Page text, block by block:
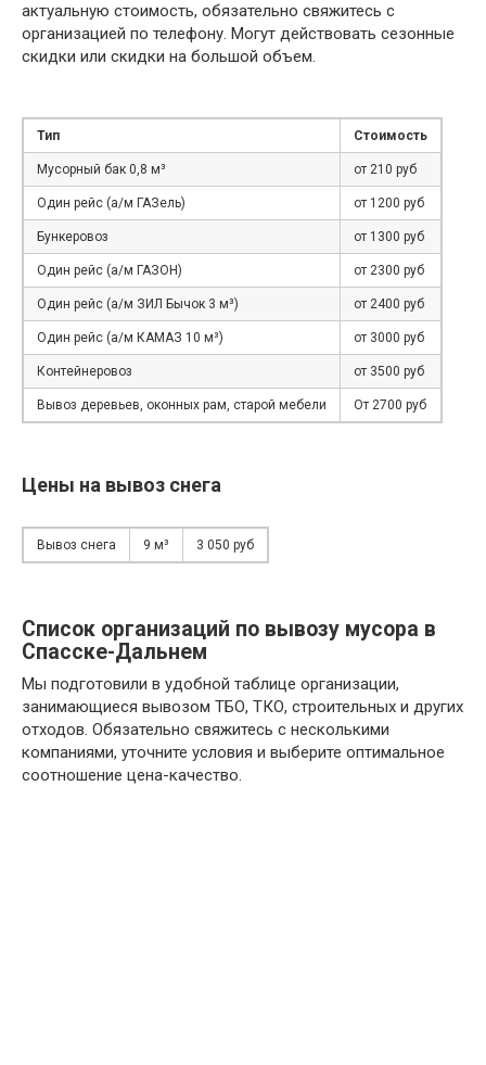
актуальную стоимость, обязательно свяжитесь с
организацией по телефону. Могут действовать сезонные
скидки или скидки на большой объем.
Тип Стоимость
Мусорный бак 0,8 м³ от 210 руб
Один рейс (а/м ГАЗель) от 1200 руб
Бункеровоз от 1300 руб
Один рейс (а/м ГАЗОН) от 2300 руб
Один рейс (а/м ЗИЛ Бычок 3 м³) от 2400 руб
Один рейс (а/м КАМАЗ 10 м³) от 3000 руб
Контейнеровоз от 3500 руб
Вывоз деревьев, оконных рам, старой мебели От 2700 руб
Цены на вывоз снега
Вывоз снега 9 м³ 3 050 руб
Список организаций по вывозу мусора в
Спасске-Дальнем
Мы подготовили в удобной таблице организации,
занимающиеся вывозом ТБО, ТКО, строительных и других
отходов. Обязательно свяжитесь с несколькими
компаниями, уточните условия и выберите оптимальное
соотношение цена-качество.